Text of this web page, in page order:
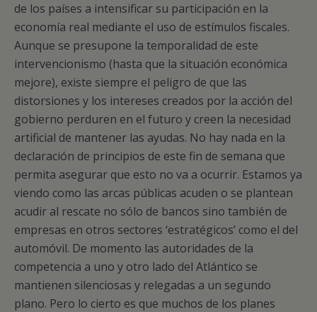
de los países a intensificar su participación en la
economía real mediante el uso de estímulos fiscales.
Aunque se presupone la temporalidad de este
intervencionismo (hasta que la situación económica
mejore), existe siempre el peligro de que las
distorsiones y los intereses creados por la acción del
gobierno perduren en el futuro y creen la necesidad
artificial de mantener las ayudas. No hay nada en la
declaración de principios de este fin de semana que
permita asegurar que esto no va a ocurrir. Estamos ya
viendo como las arcas públicas acuden o se plantean
acudir al rescate no sólo de bancos sino también de
empresas en otros sectores ‘estratégicos’ como el del
automóvil. De momento las autoridades de la
competencia a uno y otro lado del Atlántico se
mantienen silenciosas y relegadas a un segundo
plano. Pero lo cierto es que muchos de los planes